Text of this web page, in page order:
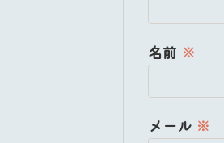
名前 ※
メール ※